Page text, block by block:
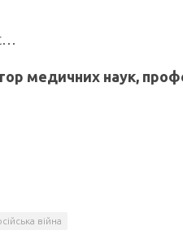
медичних наук,
війна